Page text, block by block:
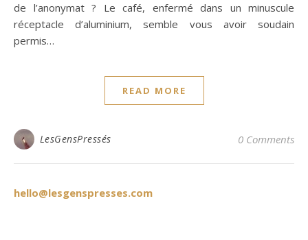
de l’anonymat ? Le café, enfermé dans un minuscule
réceptacle d’aluminium, semble vous avoir soudain
permis…
READ MORE
LesGensPressés 0 Comments
hello@lesgenspresses.com